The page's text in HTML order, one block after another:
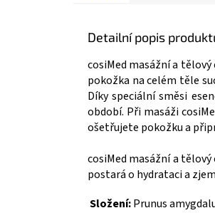
Detailní popis
cosiMed masážní a
pokožka na celém těle
Díky speciální směsi
období. Při masáži
ošetřujete pokožku a
cosiMed masážní a
postará o hydrataci a
Složení:Prunus